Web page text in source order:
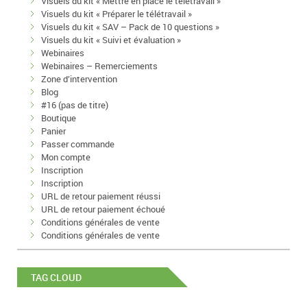
Visuels du kit « Préparer le télétravail »
Visuels du kit « SAV – Pack de 10 questions »
Visuels du kit « Suivi et évaluation »
Webinaires
Webinaires – Remerciements
Zone d’intervention
Blog
#16 (pas de titre)
Boutique
Panier
Passer commande
Mon compte
Inscription
Inscription
URL de retour paiement réussi
URL de retour paiement échoué
Conditions générales de vente
Conditions générales de vente
TAG CLOUD